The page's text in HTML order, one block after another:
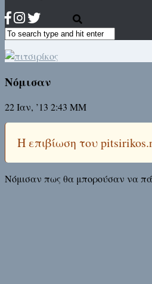
Νόμισαν
22 Ιαν, ’13 2:43 ΜΜ
Η επιβίωση του
Νόμισαν πως θα μπορούσαν να